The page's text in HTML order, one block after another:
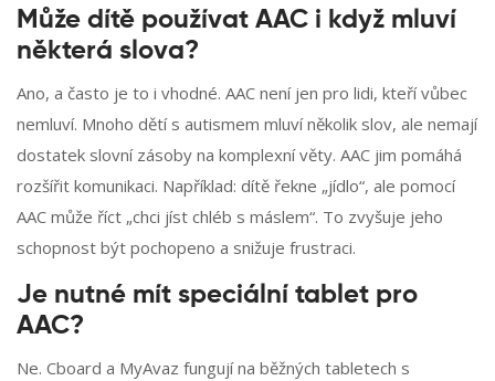
Může dítě používat AAC i když mluví
některá slova?
Ano, a často je to i vhodné. AAC není jen pro lidi, kteří vůbec
nemluví. Mnoho dětí s autismem mluví několik slov, ale nemají
dostatek slovní zásoby na komplexní věty. AAC jim pomáhá
rozšířit komunikaci. Například: dítě řekne „jídlo“, ale pomocí
AAC může říct „chci jíst chléb s máslem“. To zvyšuje jeho
schopnost být pochopeno a snižuje frustraci.
Je nutné mít speciální tablet pro
AAC?
Ne. Cboard a MyAvaz fungují na běžných tabletech s